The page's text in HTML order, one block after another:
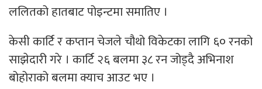
ललितको हातबाट पोइन्टमा समातिए ।
केसी कार्टि र कप्तान चेजले चौथो विकेटका लागि ६० रनको
साझेदारी गरे । कार्टि २६ बलमा ३८ रन जोड्दै अभिनाश
बोहोराको बलमा क्याच आउट भए ।